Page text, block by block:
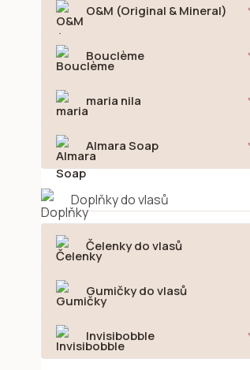
O&M (Original & Mineral)
Bouclème
maria nila
Almara Soap
Doplňky do vlasů
Čelenky do vlasů
Gumičky do vlasů
Invisibobble